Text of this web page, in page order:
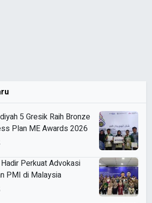
5 Gresik Raih Bronze
Plan ME Awards 2026
Perkuat Advokasi
PMI di Malaysia